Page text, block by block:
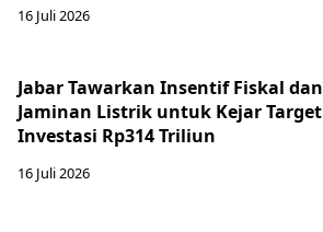
16 Juli 2026
Jabar Tawarkan Insentif Fiskal dan
Jaminan Listrik untuk Kejar Target
Investasi Rp314 Triliun
16 Juli 2026